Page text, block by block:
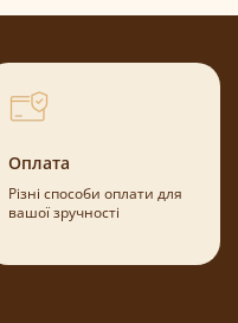
Оплата
Різні способи оплати для
вашої зручності